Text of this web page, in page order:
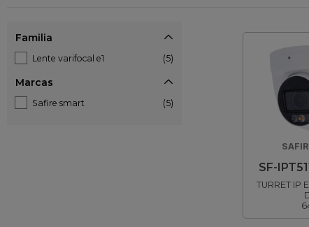
Familia
Lente varifocal e1 (5)
Marcas
Safire smart (5)
SF-
TURRET IP